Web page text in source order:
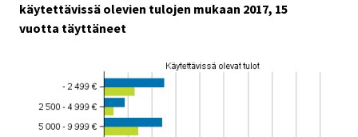
käytettävissä olevien tulojen mukaan 2017, 15
vuotta täyttäneet